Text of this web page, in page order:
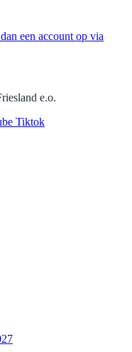
een account op via
e.o.
Tiktok